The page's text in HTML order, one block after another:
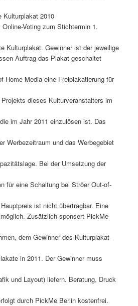
Kulturplakat 2010
Voting zum Stichtermin 1.
Kulturplakat. Gewinner ist der jeweilige
Auftrag das Plakat geschaltet
Home Media eine Freiplakatierung für
dieses Kulturveranstalters im
im Jahr 2011 einzulösen ist. Das
Werbezeitraum und das Werbegebiet
Bei der Umsetzung der
für eine Schaltung bei Ströer Out-of-
ist nicht übertragbar. Eine
Zusätzlich sponsert PickMe
dem Gewinner des Kulturplakat-
in 2011. Der Gewinner muss
und Layout) liefern. Beratung, Druck
durch PickMe Berlin kostenfrei.